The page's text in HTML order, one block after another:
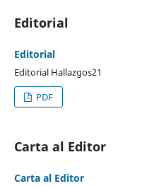
Editorial
Editorial
Editorial Hallazgos21
PDF
Carta al Editor
Carta al Editor